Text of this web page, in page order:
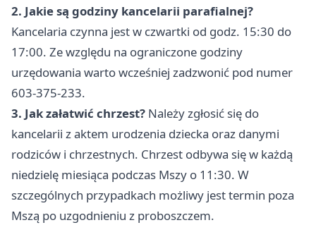
2. Jakie są godziny kancelarii parafialnej?
Kancelaria czynna jest w czwartki od godz. 15:30 do
17:00. Ze względu na ograniczone godziny
urzędowania warto wcześniej zadzwonić pod numer
603-375-233.
3. Jak załatwić chrzest? Należy zgłosić się do
kancelarii z aktem urodzenia dziecka oraz danymi
rodziców i chrzestnych. Chrzest odbywa się w każdą
niedzielę miesiąca podczas Mszy o 11:30. W
szczególnych przypadkach możliwy jest termin poza
Mszą po uzgodnieniu z proboszczem.